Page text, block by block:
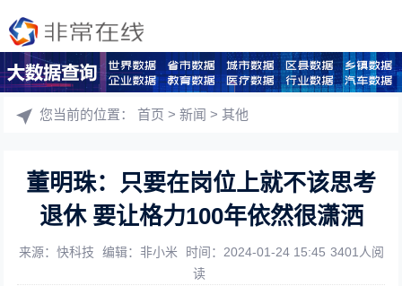
您当前的位置：首页 >新闻 >其他
董明珠：只要在岗位上就不该思考
退休 要让格力100年依然很潇洒
来源：快科技 编辑：非小米 时间：2024-01-24 15:45 3401人阅
读